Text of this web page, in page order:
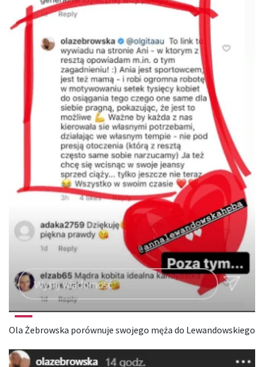
Ola Żebrowska porównuje swojego męża do Lewandowskiego